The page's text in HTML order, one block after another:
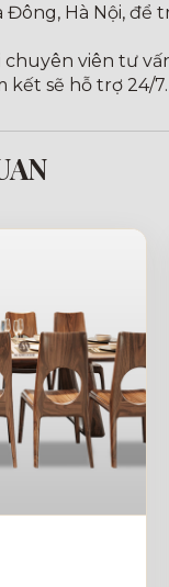
Đông, Hà Nội,
viên tư
kết sẽ hỗ trợ 24/7.